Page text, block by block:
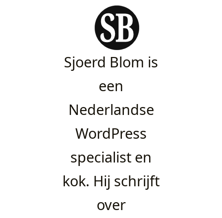
Sjoerd Blom is
een
Nederlandse
WordPress
specialist en
kok. Hij schrijft
over